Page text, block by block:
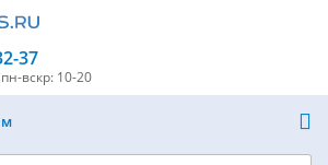
37
пн-вскр: 10-20